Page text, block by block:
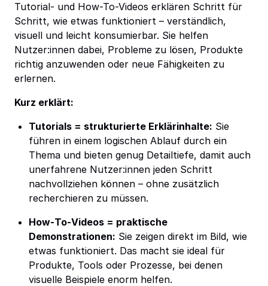
Tutorial- und How-To-Videos erklären Schritt für
Schritt, wie etwas funktioniert – verständlich,
visuell und leicht konsumierbar. Sie helfen
Nutzer:innen dabei, Probleme zu lösen, Produkte
richtig anzuwenden oder neue Fähigkeiten zu
erlernen.
Kurz erklärt:
Tutorials = strukturierte Erklärinhalte: Sie
führen in einem logischen Ablauf durch ein
Thema und bieten genug Detailtiefe, damit auch
unerfahrene Nutzer:innen jeden Schritt
nachvollziehen können – ohne zusätzlich
recherchieren zu müssen.
How‑To‑Videos = praktische
Demonstrationen: Sie zeigen direkt im Bild, wie
etwas funktioniert. Das macht sie ideal für
Produkte, Tools oder Prozesse, bei denen
visuelle Beispiele enorm helfen.